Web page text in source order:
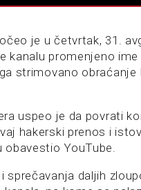
je u četvrtak, 31.
kanalu promenjeno ime
strimovano obraćanje
uspeo je da povrati
hakerski prenos i
YouTube.
sprečavanja daljih